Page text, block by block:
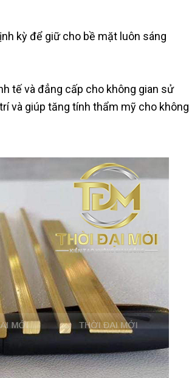
kỳ để giữ cho bề mặt luôn sáng
tế và đẳng cấp cho không gian sử
và giúp tăng tính thẩm mỹ cho không